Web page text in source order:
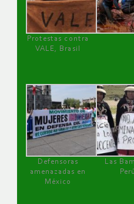
Protestas contra
VALE, Brasil
Defensoras
amenazadas en
México
Las
Perú